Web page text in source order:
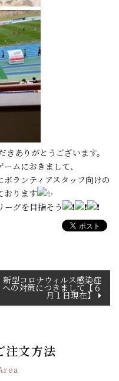
ありがとうございます。
ムにおきまして、
ランティアスタッフ向けの
おります
ーグを目指そう
新型コロナウィルス感染症
への対策につきまして【６
月１日現在】
注文方法